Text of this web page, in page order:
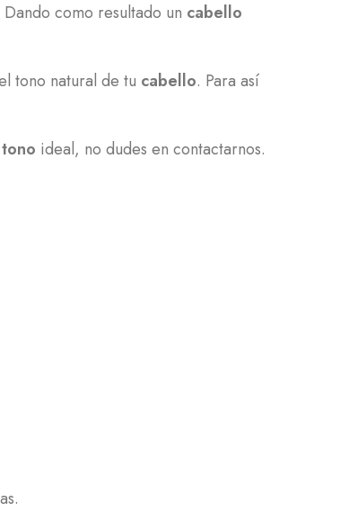
como resultado un cabello
tono natural de tu cabello. Para así
tono ideal, no dudes en contactarnos.